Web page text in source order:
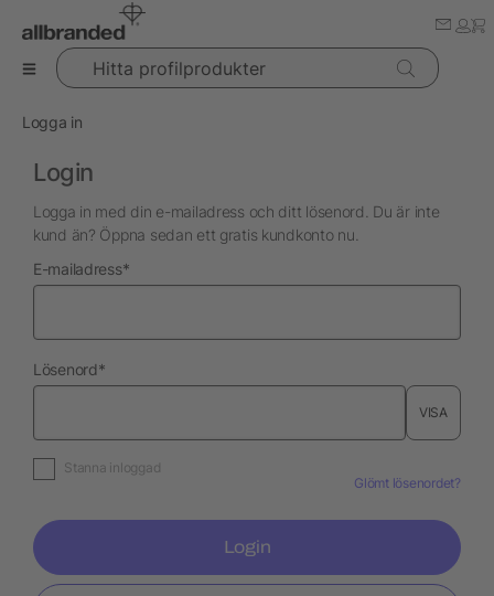
Hitta profilprodukter
Logga in
Login
Logga in med din e-mailadress och ditt lösenord. Du är inte
kund än? Öppna sedan ett gratis kundkonto nu.
E-mailadressnödvändig
*
Lösenordnödvändig
*
VISA
Stanna inloggad
Glömt lösenordet?
Login